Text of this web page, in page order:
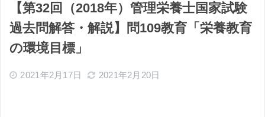
【第32回（2018年）管理栄養士国家試験
過去問解答・解説】問109教育「栄養教育
の環境目標」
2021年2月17日 2021年2月20日